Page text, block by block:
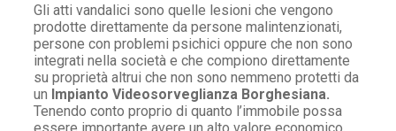
Gli atti vandalici sono quelle lesioni che vengono
prodotte direttamente da persone malintenzionati,
persone con problemi psichici oppure che non sono
integrati nella società e che compiono direttamente
su proprietà altrui che non sono nemmeno protetti da
un Impianto Videosorveglianza Borghesiana.
Tenendo conto proprio di quanto l’immobile possa
essere importante avere un alto valore economico,